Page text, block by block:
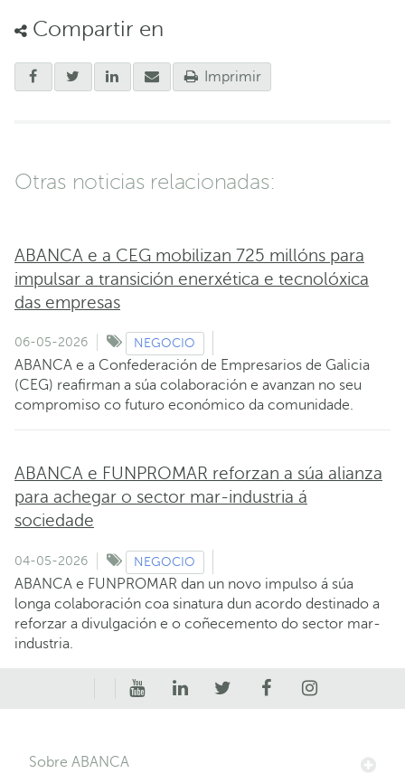
Compartir en
Imprimir
Otras noticias relacionadas:
ABANCA e a CEG mobilizan 725 millóns para
impulsar a transición enerxética e tecnolóxica
das empresas
06-05-2026 NEGOCIO
ABANCA e a Confederación de Empresarios de Galicia
(CEG) reafirman a súa colaboración e avanzan no seu
compromiso co futuro económico da comunidade.
ABANCA e FUNPROMAR reforzan a súa alianza
para achegar o sector mar-industria á
sociedade
04-05-2026 NEGOCIO
ABANCA e FUNPROMAR dan un novo impulso á súa
longa colaboración coa sinatura dun acordo destinado a
reforzar a divulgación e o coñecemento do sector mar-
industria.
Sobre ABANCA